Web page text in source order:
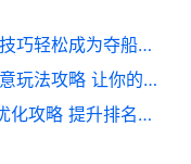
王者荣耀夺船英雄攻略 掌握技巧轻松成为夺船高手
王者荣耀如何搞生日愿望 创意玩法攻略 让你的生日愿望在游戏中实现
王者荣耀天梯榜如何更改及优化攻略 提升排名的秘籍揭秘